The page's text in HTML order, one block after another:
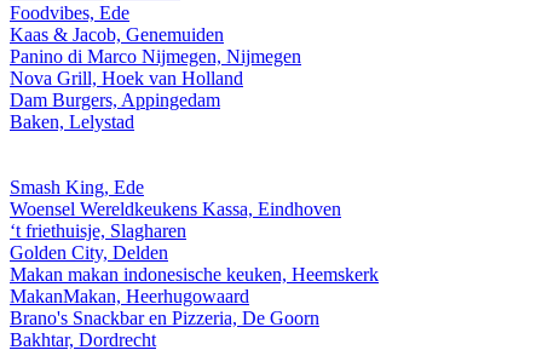
Foodvibes, Ede
Kaas & Jacob, Genemuiden
Panino di Marco Nijmegen, Nijmegen
Nova Grill, Hoek van Holland
Dam Burgers, Appingedam
Baken, Lelystad
Smash King, Ede
Woensel Wereldkeukens Kassa, Eindhoven
‘t friethuisje, Slagharen
Golden City, Delden
Makan makan indonesische keuken, Heemskerk
MakanMakan, Heerhugowaard
Brano's Snackbar en Pizzeria, De Goorn
Bakhtar, Dordrecht